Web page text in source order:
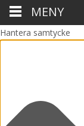
Hantera samtycke
MENY